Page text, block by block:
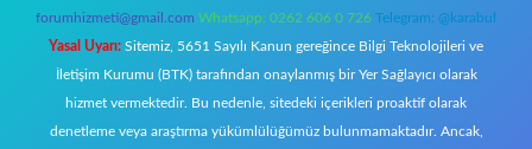
forumhizmeti@gmail.com Whatsapp: 0262 606 0 726 Telegram: @karabul
Yasal Uyarı: Sitemiz, 5651 Sayılı Kanun gereğince Bilgi Teknolojileri ve
İletişim Kurumu (BTK) tarafından onaylanmış bir Yer Sağlayıcı olarak
hizmet vermektedir. Bu nedenle, sitedeki içerikleri proaktif olarak
denetleme veya araştırma yükümlülüğümüz bulunmamaktadır. Ancak,